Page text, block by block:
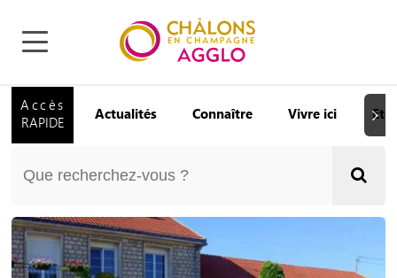
Accès
RAPIDE
Actualités Connaître Vivre ici